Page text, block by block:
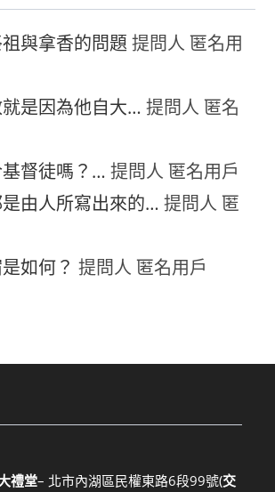
與拿香的問題 提問人 匿名用
是因為他自大… 提問人 匿名
督徒嗎？… 提問人 匿名用戶
由人所寫出來的… 提問人 匿
如何？ 提問人 匿名用戶
禮堂– 北市內湖區民權東路6段99號(交